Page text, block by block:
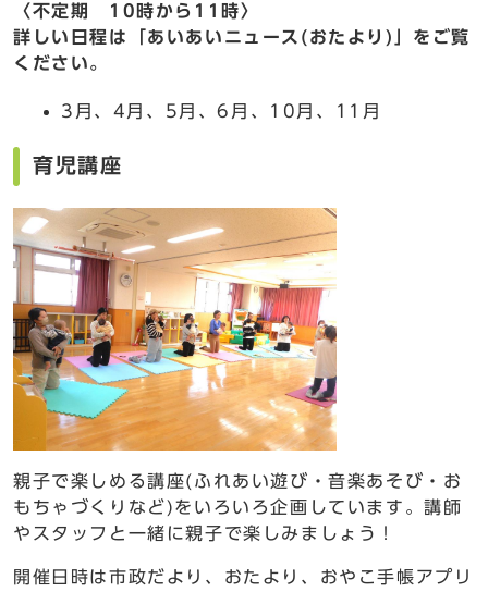
〈不定期 10時から11時〉
詳しい日程は「あいあいニュース(おたより)」をご覧
ください。
3月、4月、5月、6月、10月、11月
育児講座
親子で楽しめる講座(ふれあい遊び・音楽あそび・お
もちゃづくりなど)をいろいろ企画しています。講師
やスタッフと一緒に親子で楽しみましょう！
開催日時は市政だより、おたより、おやこ手帳アプリ